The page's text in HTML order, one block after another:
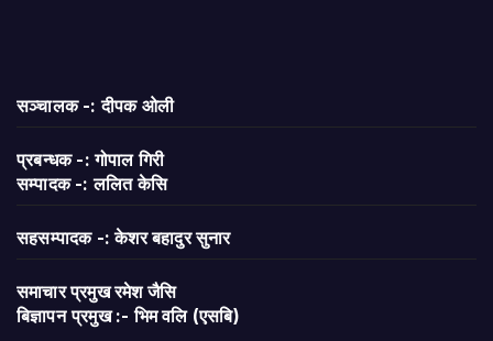
सञ्चालक -: दीपक ओली
प्रबन्धक -: गोपाल गिरी
सम्पादक -: ललित केसि
सहसम्पादक -: केशर बहादुर सुनार
समाचार प्रमुख रमेश जैसि
बिज्ञापन प्रमुख :- भिम वलि (एसबि)